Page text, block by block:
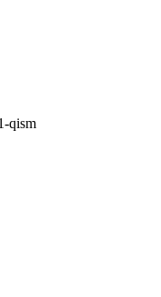
qism